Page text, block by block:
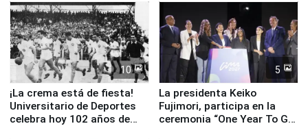
equipamiento para
Serenazgo
10
¡La crema está de fiesta!
Universitario de Deportes
celebra hoy 102 años de
5
La presidenta Keiko
Fujimori, participa en la
ceremonia “One Year To Go